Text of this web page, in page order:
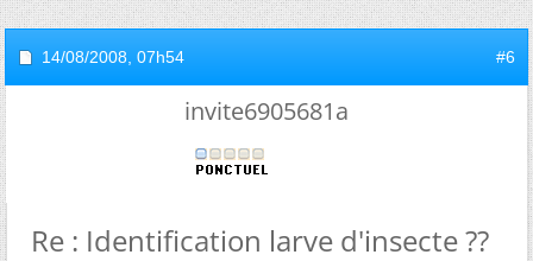
14/08/2008, 07h54 #6
invite6905681a
Re : Identification larve d'insecte ??